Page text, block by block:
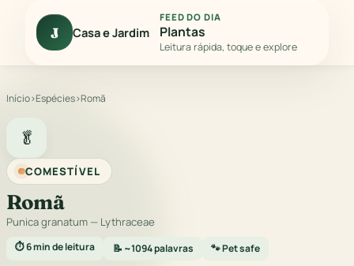
J Casa e Jardim
FEED DO DIA
Plantas
Leitura rápida, toque e explore
Início›Espécies›Romã
🥬
COMESTÍVEL
Romã
Punica granatum — Lythraceae
⏱️ 6 min de leitura 📝 ~1094 palavras 🐾 Pet safe